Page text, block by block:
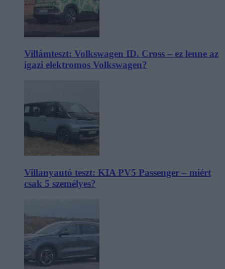
Villámteszt: Volkswagen ID. Cross – ez lenne az
igazi elektromos Volkswagen?
Villanyautó teszt: KIA PV5 Passenger – miért
csak 5 személyes?